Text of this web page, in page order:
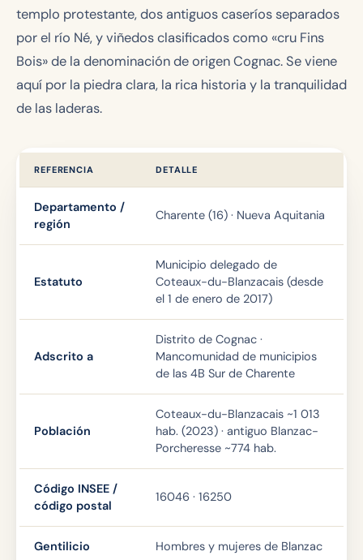
templo protestante, dos antiguos caseríos separados
por el río Né, y viñedos clasificados como «cru Fins
Bois» de la denominación de origen Cognac. Se viene
aquí por la piedra clara, la rica historia y la tranquilidad
de las laderas.
REFERENCIA DETALLE
Departamento /
región
Charente (16) · Nueva Aquitania
Estatuto
Municipio delegado de
Coteaux-du-Blanzacais (desde
el 1 de enero de 2017)
Adscrito a
Distrito de Cognac ·
Mancomunidad de municipios
de las 4B Sur de Charente
Población
Coteaux-du-Blanzacais ~1 013
hab. (2023) · antiguo Blanzac-
Porcheresse ~774 hab.
Código INSEE /
código postal
16046 · 16250
Gentilicio Hombres y mujeres de Blanzac